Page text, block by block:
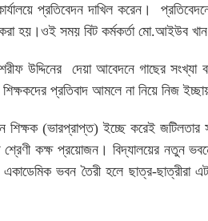
কার্যালয়ে প্রতিবেদন দাখিল করেন।
করা হয়।ওই সময় বিট কর্মকর্তা মো.আইউব
উদ্দিনের দেয়া আবেদনে গাছের সংখ্যা
প্রতিবাদ আমলে না নিয়ে নিজ
শিক্ষক (ভারপ্রাপ্ত) ইচ্ছে করেই জটিলতার
শ্রেণী কক্ষ প্রয়োজন। বিদ্যালয়ের
একাডেমিক ভবন তৈরী হলে ছাত্র-